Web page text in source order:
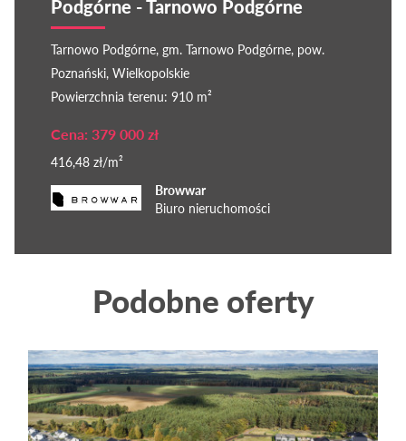
Podgórne - Tarnowo Podgórne
Tarnowo Podgórne, gm. Tarnowo Podgórne, pow.
Poznański, Wielkopolskie
Powierzchnia terenu: 910 m²
Cena: 379 000 zł
416,48 zł/m²
Browwar
Biuro nieruchomości
Podobne oferty